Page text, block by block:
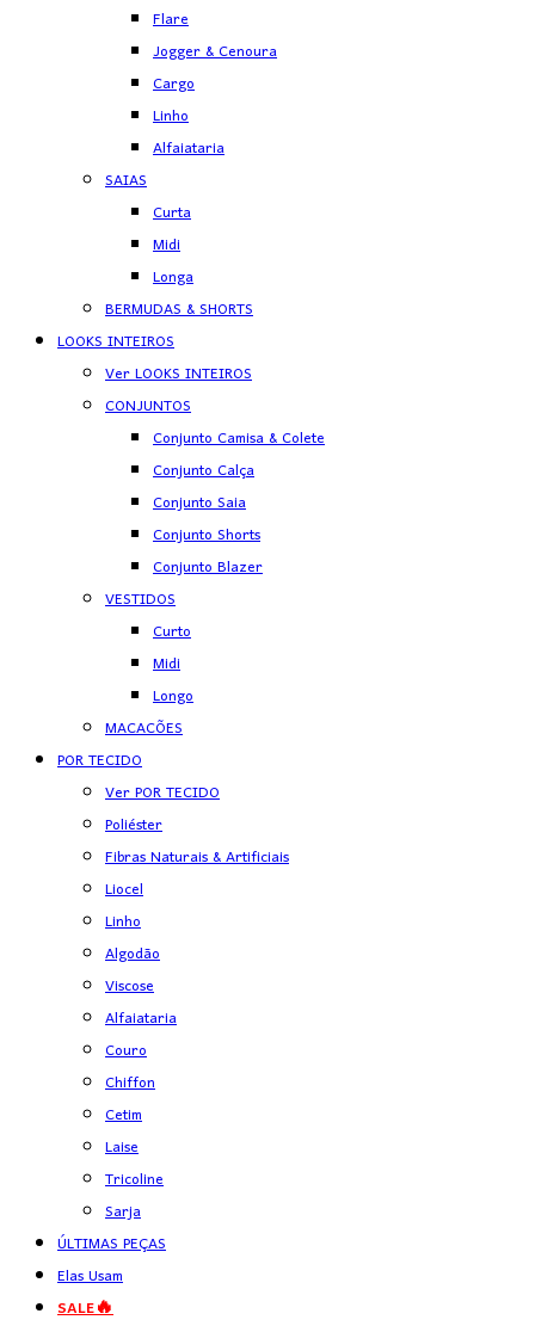
Flare
Jogger & Cenoura
Cargo
Linho
Alfaiataria
SAIAS
Curta
Midi
Longa
BERMUDAS & SHORTS
LOOKS INTEIROS
Ver LOOKS INTEIROS
CONJUNTOS
Conjunto Camisa & Colete
Conjunto Calça
Conjunto Saia
Conjunto Shorts
Conjunto Blazer
VESTIDOS
Curto
Midi
Longo
MACACÕES
POR TECIDO
Ver POR TECIDO
Poliéster
Fibras Naturais & Artificiais
Liocel
Linho
Algodão
Viscose
Alfaiataria
Couro
Chiffon
Cetim
Laise
Tricoline
Sarja
ÚLTIMAS PEÇAS
Elas Usam
SALE🔥